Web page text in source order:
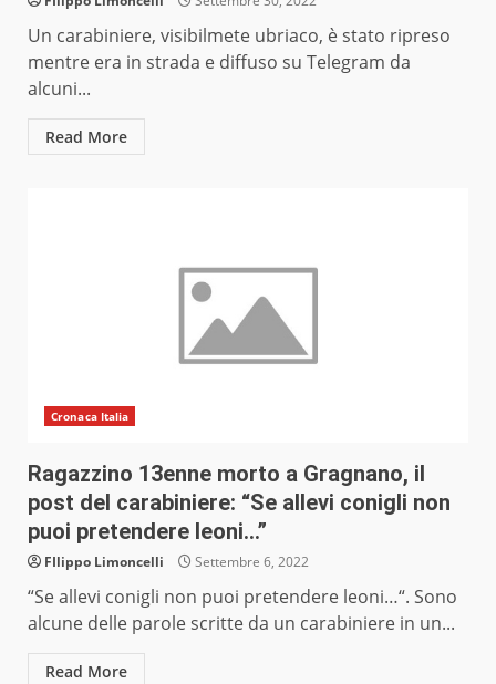
Un carabiniere, visibilmete ubriaco, è stato ripreso
mentre era in strada e diffuso su Telegram da
alcuni...
Read More
Cronaca Italia
Ragazzino 13enne morto a Gragnano, il
post del carabiniere: “Se allevi conigli non
puoi pretendere leoni…”
FIlippo Limoncelli Settembre 6, 2022
“Se allevi conigli non puoi pretendere leoni…“. Sono
alcune delle parole scritte da un carabiniere in un...
Read More